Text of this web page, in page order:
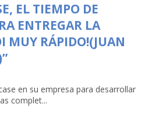
EL TIEMPO DE
ENTREGAR LA
MUY RÁPIDO!(JUAN
en su empresa para desarrollar
complet...